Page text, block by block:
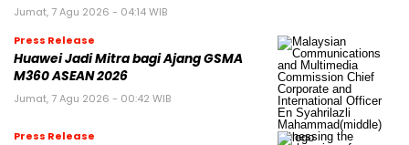
Jumat, 7 Agu 2026 - 04:14 WIB
Press Release
Huawei Jadi Mitra bagi Ajang GSMA
M360 ASEAN 2026
Jumat, 7 Agu 2026 - 00:42 WIB
Press Release